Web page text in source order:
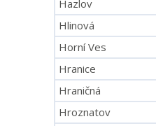
Hazlov
Hlinová
Horní Ves
Hranice
Hraničná
Hroznatov